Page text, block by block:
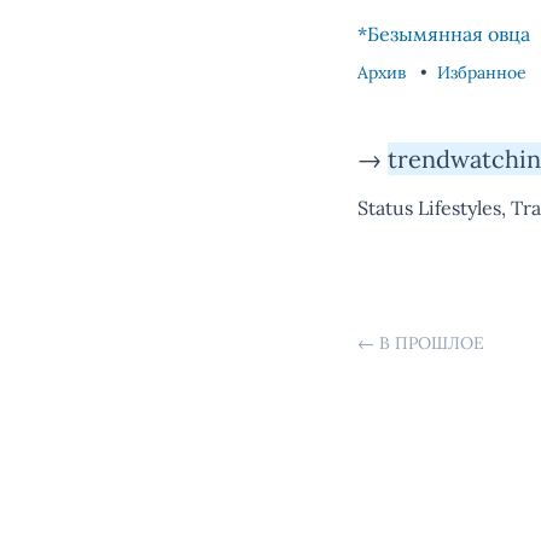
*Безымянная овца
Архив Избранное
→
Status Lifestyles,
← В ПРОШЛОЕ